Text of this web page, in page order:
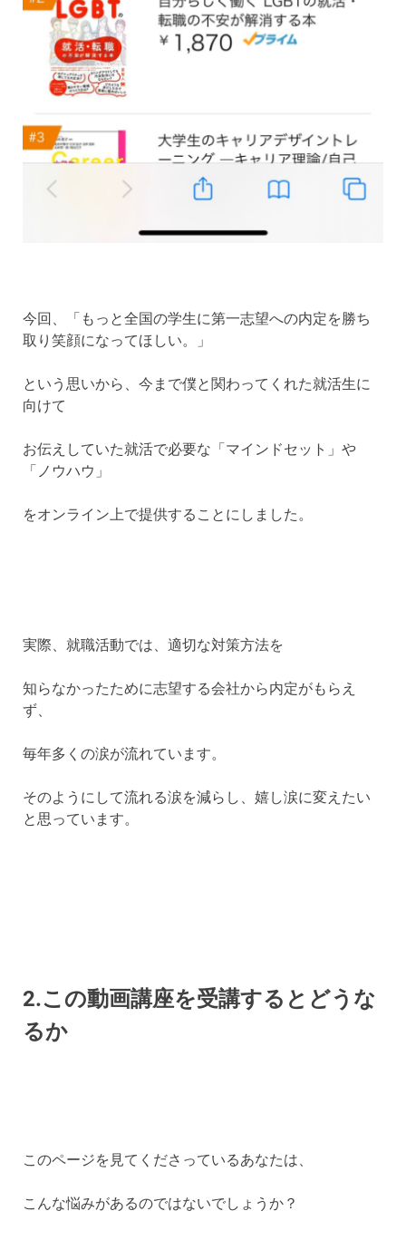
今回、「もっと全国の学生に第一志望への内定を勝ち
取り笑顔になってほしい。」
という思いから、今まで僕と関わってくれた就活生に
向けて
お伝えしていた就活で必要な「マインドセット」や
「ノウハウ」
をオンライン上で提供することにしました。
実際、就職活動では、適切な対策方法を
知らなかったために志望する会社から内定がもらえ
ず、
毎年多くの涙が流れています。
そのようにして流れる涙を減らし、嬉し涙に変えたい
と思っています。
2.この動画講座を受講するとどうな
るか
このページを見てくださっているあなたは、
こんな悩みがあるのではないでしょうか？